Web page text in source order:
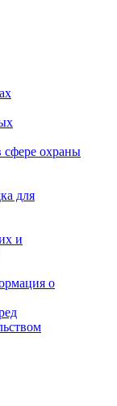
сфере охраны
для
и
о